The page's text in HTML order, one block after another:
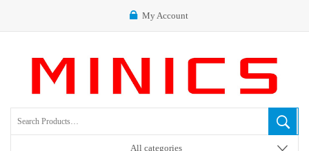
My Account
All categories